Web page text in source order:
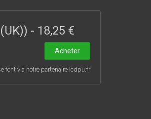
- 18,25 €
Acheter
font via notre partenaire lcdpu.fr